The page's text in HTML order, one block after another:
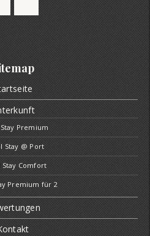
Premium
Stay @ Port
Stay Comfort
Premium für 2